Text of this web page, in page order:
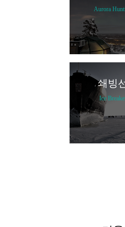
Aurora
쇄빙
Ice